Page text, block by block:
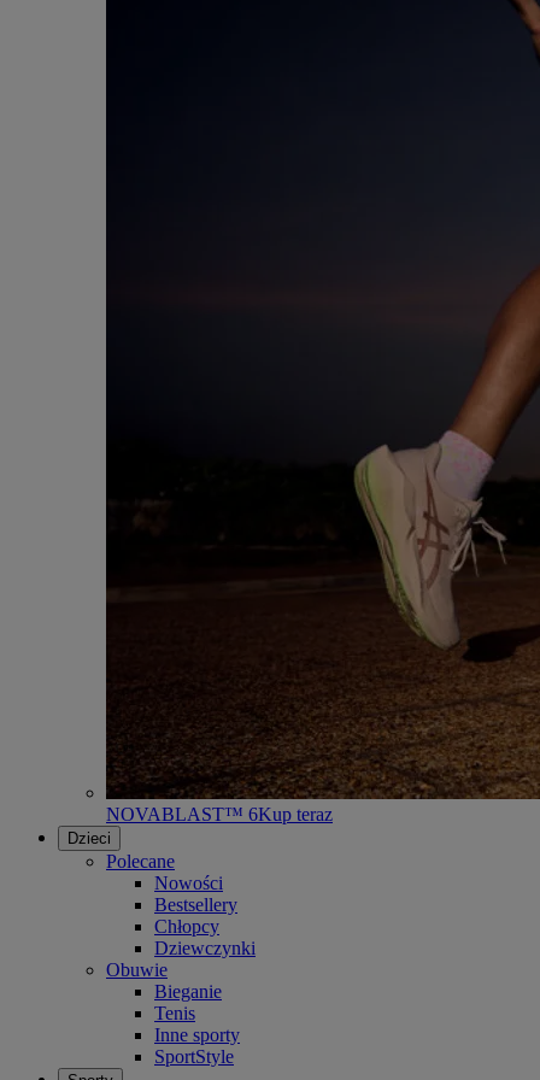
NOVABLAST™ 6Kup teraz
Dzieci
Polecane
Nowości
Bestsellery
Chłopcy
Dziewczynki
Obuwie
Bieganie
Tenis
Inne sporty
SportStyle